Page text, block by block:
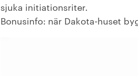
sjuka initiationsriter.
Bonusinfo: när Dakota-huset